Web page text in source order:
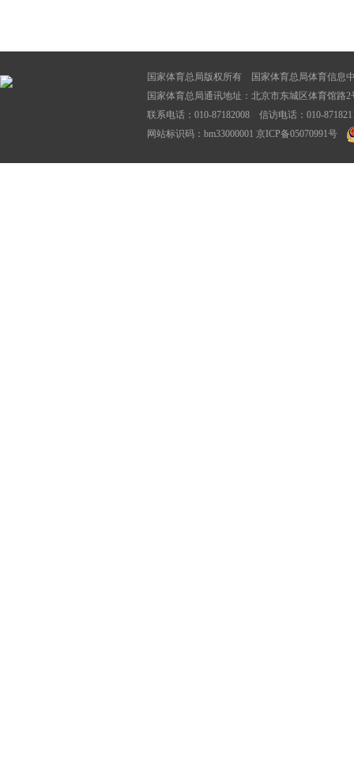
国家体育总局版权所有 国家体育总局体育信息
国家体育总局通讯地址：北京市东城区体育馆
联系电话：010-87182008 信访电话：010-
网站标识码：bm33000001 京ICP备05070991号